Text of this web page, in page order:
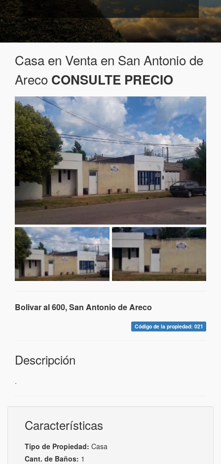
Casa en Venta en San Antonio de
Areco CONSULTE PRECIO
Bolivar al 600, San Antonio de Areco
Código de la propiedad: 021
Descripción
.
Características
Tipo de Propiedad: Casa
Cant. de Baños: 1